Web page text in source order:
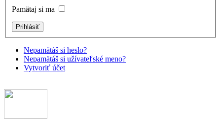
Pamätaj si ma
Nepamätáš si heslo?
Nepamätáš si užívateľské meno?
Vytvoriť účet